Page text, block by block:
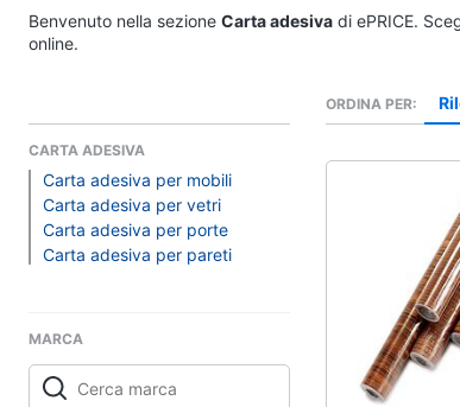
Tv e Home Cinema
Videogiochi
Audio e musica
Clima
Salute e igiene
Benvenuto nella sezione Carta adesiva di ePRICE.
online.
CARTA ADESIVA
Carta adesiva per mobili
Carta adesiva per vetri
Carta adesiva per porte
Carta adesiva per pareti
MARCA
ORDINA PER